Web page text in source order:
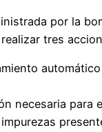
por la
tres
necesaria para